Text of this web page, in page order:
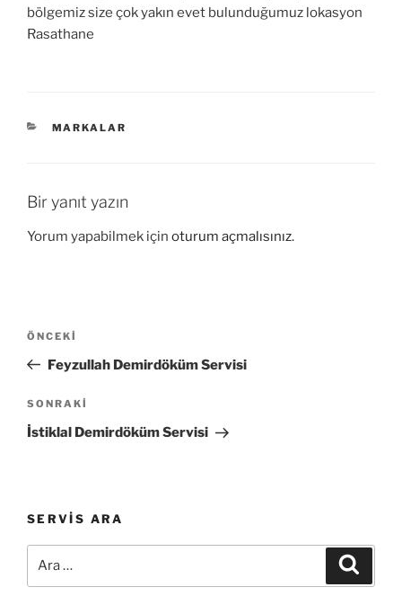
bölgemiz size çok yakın evet bulunduğumuz lokasyon
Rasathane
KATEGORILER
MARKALAR
Bir yanıt yazın
Yorum yapabilmek için oturum açmalısınız.
Yazı
Önceki
Yazı
ÖNCEKI
Feyzullah Demirdöküm Servisi
Sonraki
Yazı
SONRAKI
İstiklal Demirdöküm Servisi
SERVIS ARA